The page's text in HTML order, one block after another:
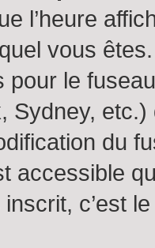
l’heure
vous
pour le
Sydney,
du
accessible
inscrit, c’est